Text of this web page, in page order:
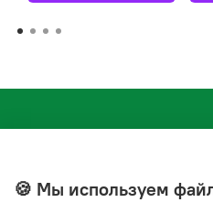
🍪 Мы используем